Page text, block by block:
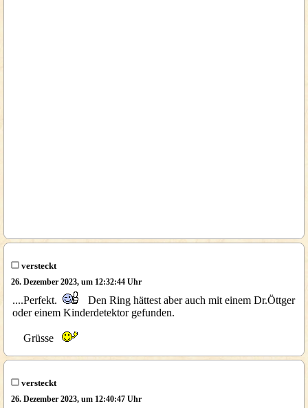
versteckt
26. Dezember 2023, um 12:32:44 Uhr
....Perfekt.
Den Ring hättest aber auch mit einem Dr.Öttger
oder einem Kinderdetektor gefunden.
Grüsse
versteckt
26. Dezember 2023, um 12:40:47 Uhr